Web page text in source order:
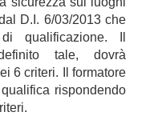
D.I. 6/03/2013 che
qualificazione. Il
tale, dovrà
6 criteri. Il formatore
rispondendo